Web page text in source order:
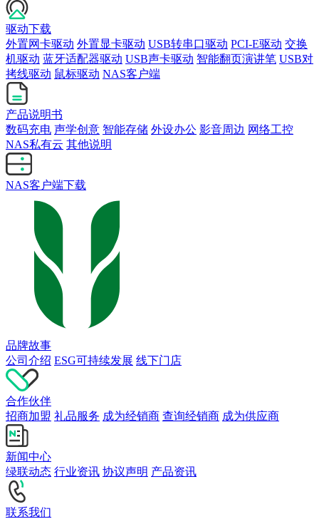
驱动下载
外置网卡驱动 外置显卡驱动 USB转串口驱动 PCI-E驱动 交换
机驱动 蓝牙适配器驱动 USB声卡驱动 智能翻页演讲笔 USB对
拷线驱动 鼠标驱动 NAS客户端
产品说明书
数码充电 声学创意 智能存储 外设办公 影音周边 网络工控
NAS私有云 其他说明
NAS客户端下载
品牌故事
公司介绍 ESG可持续发展 线下门店
合作伙伴
招商加盟 礼品服务 成为经销商 查询经销商 成为供应商
新闻中心
绿联动态 行业资讯 协议声明 产品资讯
联系我们